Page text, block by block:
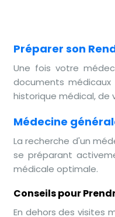
Préparer son
Une fois votre
documents
historique médical,
Médecine
La recherche d'un
se préparant
médicale optimale.
Conseils pour
En dehors des visites